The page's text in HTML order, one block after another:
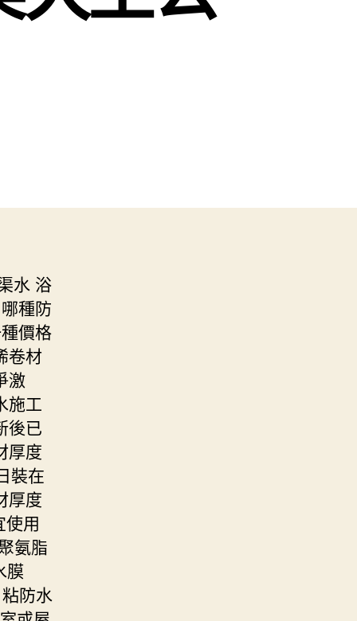
水 浴
種防
價格
卷材
激
施工
後已
厚度
裝在
厚度
用
氨脂
膜
防水